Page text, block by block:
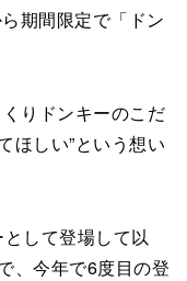
期間限定で「ドン
りドンキーのこだ
ほしい”という想い
して登場して以
、今年で6度目の登